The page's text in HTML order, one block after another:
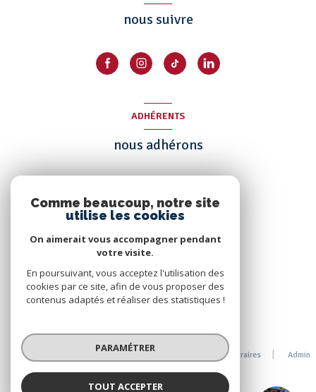
nous suivre
ADHÉRENTS
nous adhérons
© 2026 | Tous droits réservés
Nos honoraires
Admin
Comme beaucoup, notre site
utilise les cookies
On aimerait vous accompagner pendant
votre visite.
En poursuivant, vous acceptez l'utilisation des
cookies par ce site, afin de vous proposer des
contenus adaptés et réaliser des statistiques !
PARAMÉTRER
TOUT ACCEPTER